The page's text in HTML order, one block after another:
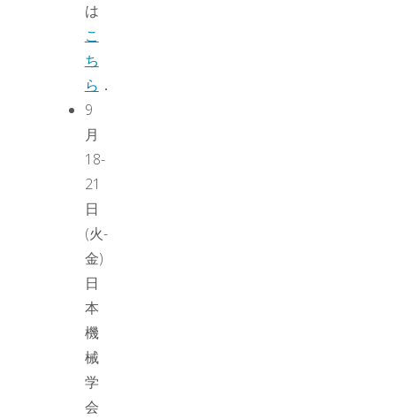
は
こ
ち
ら ．
9
月
18-
21
日
(火-
金)
日
本
機
械
学
会